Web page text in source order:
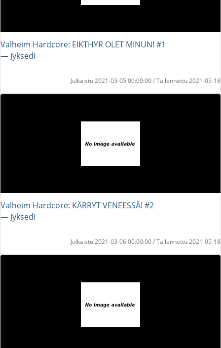
Valheim Hardcore: EIKTHYR OLET MINUN! #1
― Jyksedi
Julkaistu 2021-03-05 00:00:00 / Tallennettu 2021-05-18
Valheim Hardcore: KÄRRYT VENEESSÄ! #2
― Jyksedi
Julkaistu 2021-03-06 00:00:00 / Tallennettu 2021-05-18